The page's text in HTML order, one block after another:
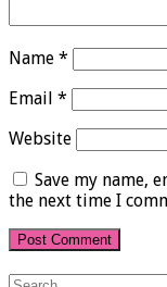
Name *
Email *
Website
Save my name,
the next time I